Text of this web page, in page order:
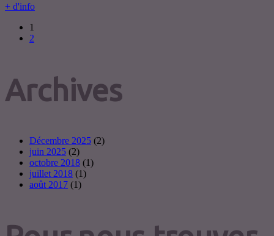
+ d'info
1
2
Archives
Décembre 2025 (2)
juin 2025 (2)
octobre 2018 (1)
juillet 2018 (1)
août 2017 (1)